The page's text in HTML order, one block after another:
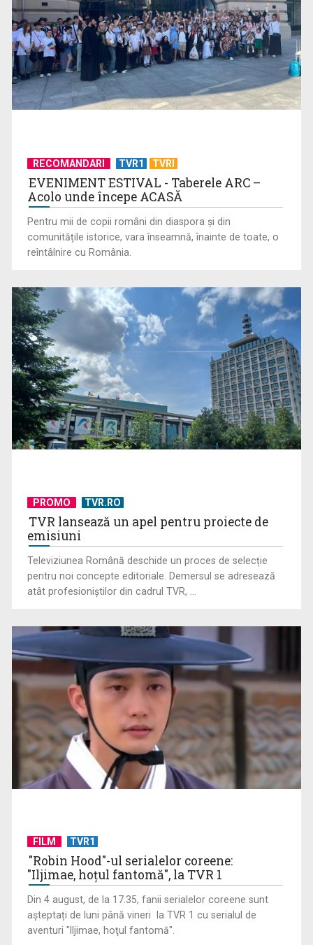
RECOMANDARI TVR1 TVRI
EVENIMENT ESTIVAL - Taberele ARC –
Acolo unde începe ACASĂ
Pentru mii de copii români din diaspora și din
comunitățile istorice, vara înseamnă, înainte de toate, o
reîntâlnire cu România.
PROMO TVR.RO
TVR lansează un apel pentru proiecte de
emisiuni
Televiziunea Română deschide un proces de selecție
pentru noi concepte editoriale. Demersul se adresează
atât profesioniștilor din cadrul TVR, ...
FILM TVR1
"Robin Hood"-ul serialelor coreene:
"Iljimae, hoţul fantomă", la TVR 1
Din 4 august, de la 17.35, fanii serialelor coreene sunt
așteptați de luni până vineri la TVR 1 cu serialul de
aventuri "Iljimae, hoţul fantomă".